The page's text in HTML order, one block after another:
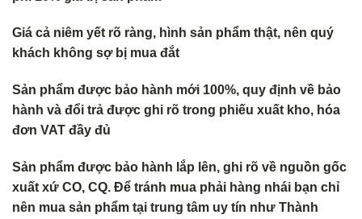
Giá cả niêm yết rõ ràng, hình sản phẩm thật, nên quý
khách không sợ bị mua đắt
Sản phẩm được bảo hành mới 100%, quy định về bảo
hành và đổi trả được ghi rõ trong phiếu xuất kho, hóa
đơn VAT đầy đủ
Sản phẩm được bảo hành lắp lên, ghi rõ về nguồn gốc
xuất xứ CO, CQ. Để tránh mua phải hàng nhái bạn chỉ
nên mua sản phẩm tại trung tâm uy tín như Thành